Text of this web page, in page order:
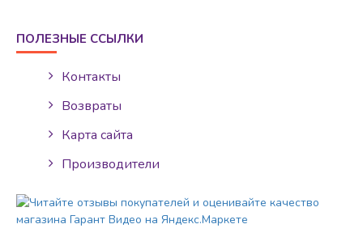
ПОЛЕЗНЫЕ ССЫЛКИ
Контакты
Возвраты
Карта сайта
Производители